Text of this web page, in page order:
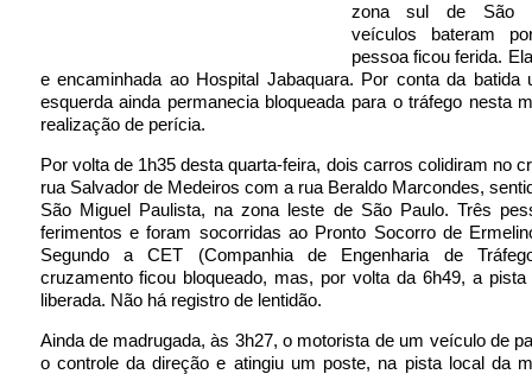
zona sul de São
veículos bateram
pessoa ficou ferida.
e encaminhada ao Hospital Jabaquara. Por conta da batida
esquerda ainda permanecia bloqueada para o tráfego nesta
realização de perícia.
Por volta de 1h35 desta quarta-feira, dois carros colidiram no
rua Salvador de Medeiros com a rua Beraldo Marcondes,
São Miguel Paulista, na zona leste de São Paulo. Três
ferimentos e foram socorridas ao Pronto Socorro de
Segundo a CET (Companhia de Engenharia de
cruzamento ficou bloqueado, mas, por volta da 6h49, a
liberada. Não há registro de lentidão.
Ainda de madrugada, às 3h27, o motorista de um veículo de
o controle da direção e atingiu um poste, na pista local da